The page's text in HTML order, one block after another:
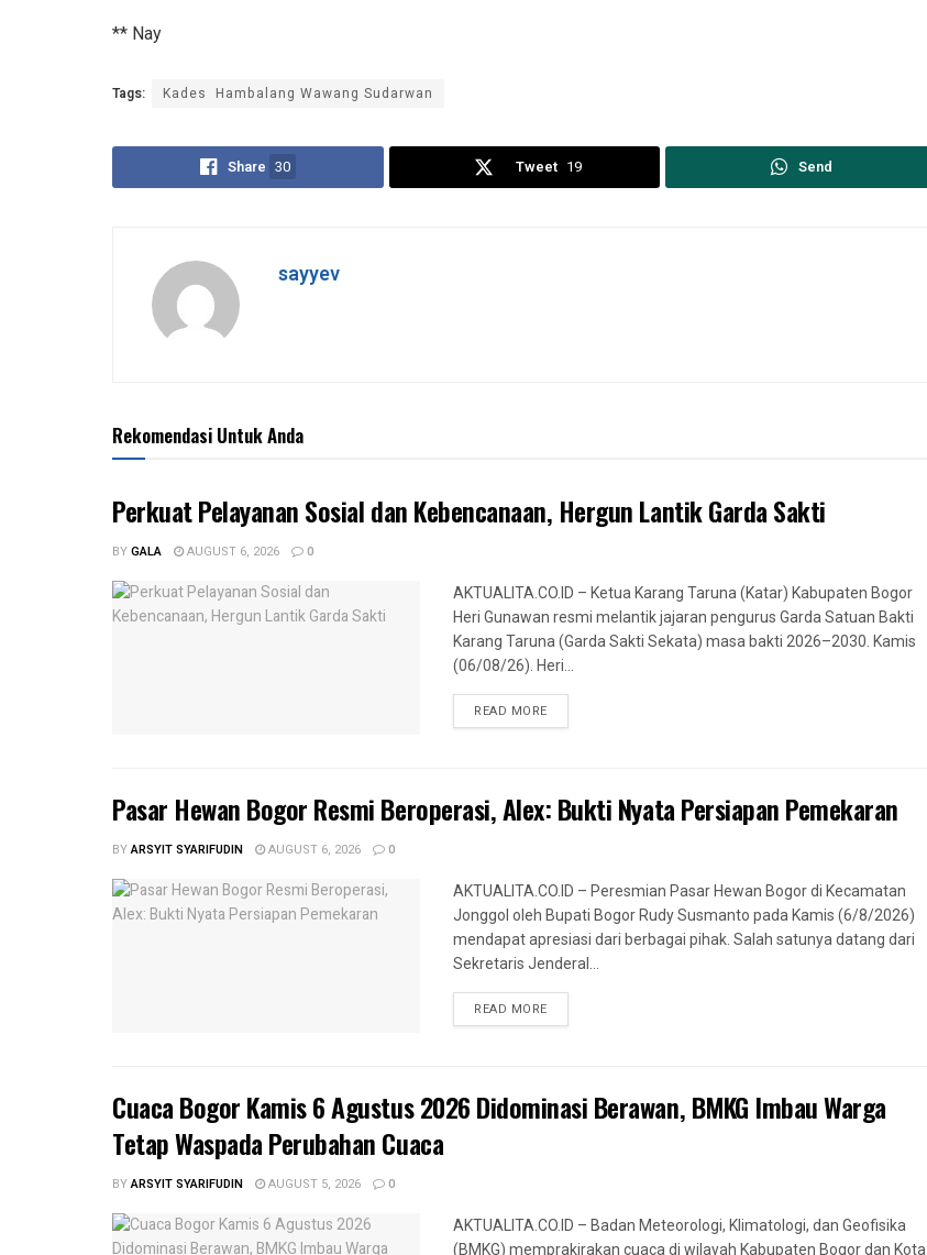
** Nay
Tags: Kades Hambalang Wawang Sudarwan
Share 30 Tweet 19 Send
sayyev
Rekomendasi Untuk Anda
Perkuat Pelayanan Sosial dan Kebencanaan, Hergun Lantik Garda Sakti
BYGALA AUGUST 6, 2026 0
AKTUALITA.CO.ID – Ketua Karang Taruna (Katar) Kabupaten Bogor
Heri Gunawan resmi melantik jajaran pengurus Garda Satuan Bakti
Karang Taruna (Garda Sakti Sekata) masa bakti 2026–2030. Kamis
(06/08/26). Heri...
READ MORE
Pasar Hewan Bogor Resmi Beroperasi, Alex: Bukti Nyata Persiapan Pemekaran
BYARSYIT SYARIFUDIN AUGUST 6, 2026 0
AKTUALITA.CO.ID – Peresmian Pasar Hewan Bogor di Kecamatan
Jonggol oleh Bupati Bogor Rudy Susmanto pada Kamis (6/8/2026)
mendapat apresiasi dari berbagai pihak. Salah satunya datang dari
Sekretaris Jenderal...
READ MORE
Cuaca Bogor Kamis 6 Agustus 2026 Didominasi Berawan, BMKG Imbau Warga
Tetap Waspada Perubahan Cuaca
BYARSYIT SYARIFUDIN AUGUST 5, 2026 0
AKTUALITA.CO.ID – Badan Meteorologi, Klimatologi, dan Geofisika
(BMKG) memprakirakan cuaca di wilayah Kabupaten Bogor dan Kota